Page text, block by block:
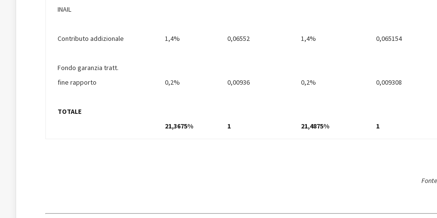
INAIL
Contributo addizionale
Fondo garanzia tratt.
fine rapporto
TOTALE
1,4%
0,2%
21,3675%
0,06552
0,00936
1
1,4%
0,2%
21,4875%
0,065154
0,009308
1